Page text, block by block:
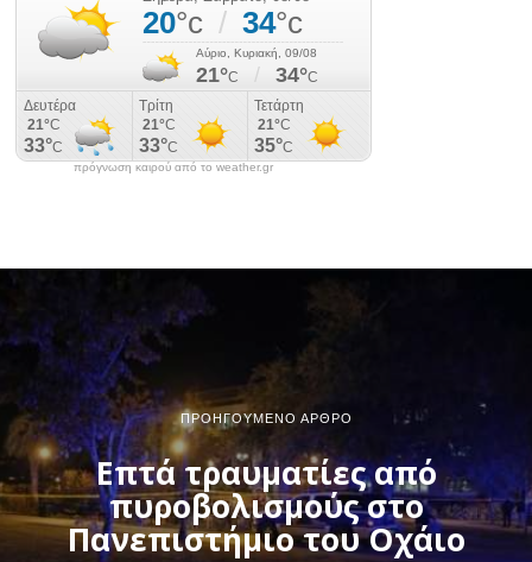
πρόγνωση καιρού από το weather.gr
ΠΡΟΗΓΟΎΜΕΝΟ ΆΡΘΡΟ
Επτά τραυματίες από
πυροβολισμούς στο
Πανεπιστήμιο του Οχάιο